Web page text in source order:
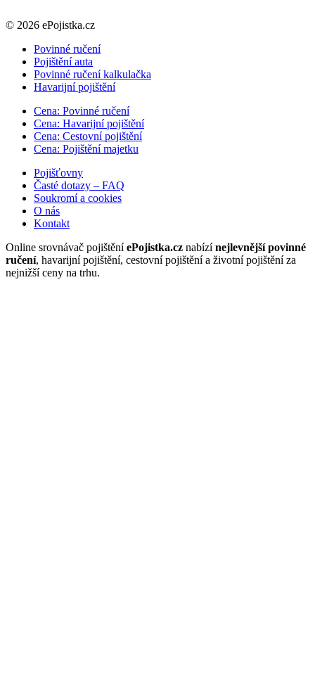
© 2026 ePojistka.cz
Povinné ručení
Pojištění auta
Povinné ručení kalkulačka
Havarijní pojištění
Cena: Povinné ručení
Cena: Havarijní pojištění
Cena: Cestovní pojištění
Cena: Pojištění majetku
Pojišťovny
Časté dotazy – FAQ
Soukromí a cookies
O nás
Kontakt
Online srovnávač pojištěníePojistka.cz nabízínejlevnější povinné
ručení, havarijní pojištění, cestovní pojištění a životní pojištění za
nejnižší ceny na trhu.